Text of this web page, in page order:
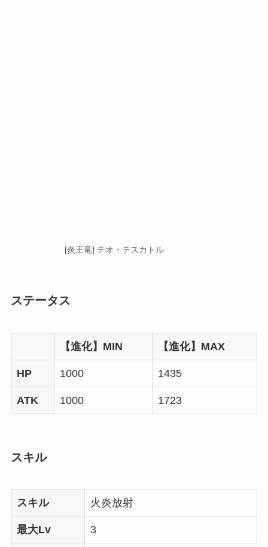
[炎王竜] テオ・テスカトル
ステータス
【進化】MIN 【進化】MAX
HP 1000 1435
ATK 1000 1723
スキル
スキル 火炎放射
最大Lv 3